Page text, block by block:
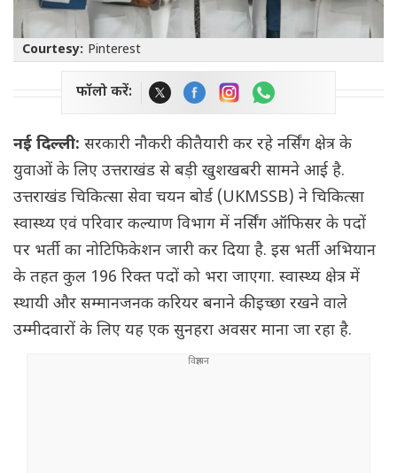
Courtesy: Pinterest
फॉलो करें:
नई दिल्ली: सरकारी नौकरी की तैयारी कर रहे नर्सिंग क्षेत्र के
युवाओं के लिए उत्तराखंड से बड़ी खुशखबरी सामने आई है.
उत्तराखंड चिकित्सा सेवा चयन बोर्ड (UKMSSB) ने चिकित्सा
स्वास्थ्य एवं परिवार कल्याण विभाग में नर्सिंग ऑफिसर के पदों
पर भर्ती का नोटिफिकेशन जारी कर दिया है. इस भर्ती अभियान
के तहत कुल 196 रिक्त पदों को भरा जाएगा. स्वास्थ्य क्षेत्र में
स्थायी और सम्मानजनक करियर बनाने की इच्छा रखने वाले
उम्मीदवारों के लिए यह एक सुनहरा अवसर माना जा रहा है.